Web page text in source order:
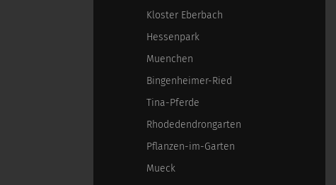
Kloster Eberbach
Hessenpark
Muenchen
Bingenheimer-Ried
Tina-Pferde
Rhodedendrongarten
Pflanzen-im-Garten
Mueck